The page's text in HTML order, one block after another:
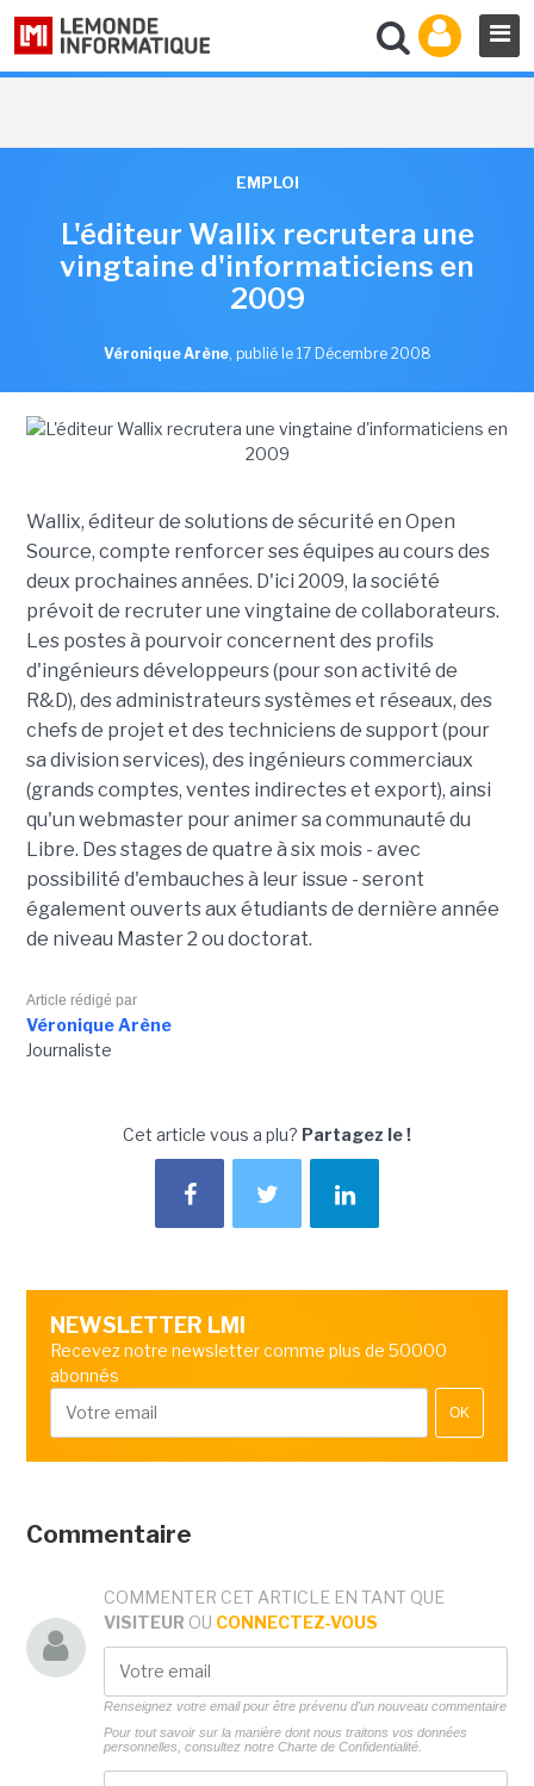
EMPLOI
L'éditeur Wallix recrutera une
vingtaine d'informaticiens en
2009
Véronique Arène, publié le 17 Décembre 2008
Wallix, éditeur de solutions de sécurité en Open
Source, compte renforcer ses équipes au cours des
deux prochaines années. D'ici 2009, la société
prévoit de recruter une vingtaine de collaborateurs.
Les postes à pourvoir concernent des profils
d'ingénieurs développeurs (pour son activité de
R&D), des administrateurs systèmes et réseaux, des
chefs de projet et des techniciens de support (pour
sa division services), des ingénieurs commerciaux
(grands comptes, ventes indirectes et export), ainsi
qu'un webmaster pour animer sa communauté du
Libre. Des stages de quatre à six mois - avec
possibilité d'embauches à leur issue - seront
également ouverts aux étudiants de dernière année
de niveau Master 2 ou doctorat.
Article rédigé par
Véronique Arène
Journaliste
Cet article vous a plu? Partagez le !
NEWSLETTER LMI
Recevez notre newsletter comme plus de 50000
abonnés
OK
Commentaire
COMMENTER CET ARTICLE EN TANT QUE
VISITEUR OU CONNECTEZ-VOUS
Renseignez votre email pour être prévenu d'un nouveau commentaire
Pour tout savoir sur la manière dont nous traitons vos données
personnelles, consultez notre Charte de Confidentialité.